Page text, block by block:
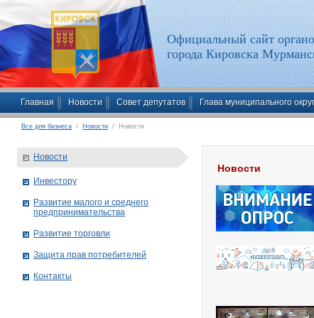
Официальный сайт
города Кировска
Главная Новости Совет депутатов Глава муниципального
Все для бизнеса / Новости / Новости
Новости
Новости
Инвестору
Развитие малого и среднего
предпринимательства
Развитие торговли
Защита прав потребителей
Контакты